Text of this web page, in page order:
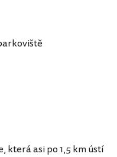
která asi po 1,5 km ústí